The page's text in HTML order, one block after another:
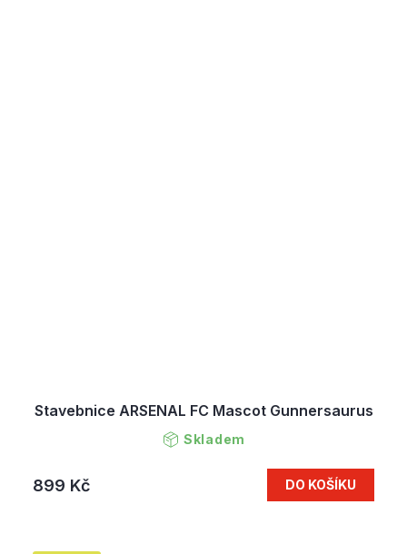
Stavebnice ARSENAL FC Mascot Gunnersaurus
Skladem
899 Kč DO KOŠÍKU